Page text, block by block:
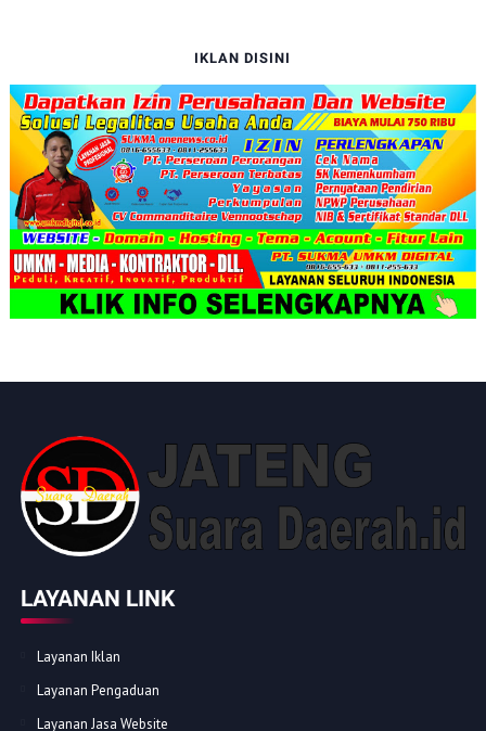
IKLAN DISINI
LAYANAN LINK
Layanan Iklan
Layanan Pengaduan
Layanan Jasa Website